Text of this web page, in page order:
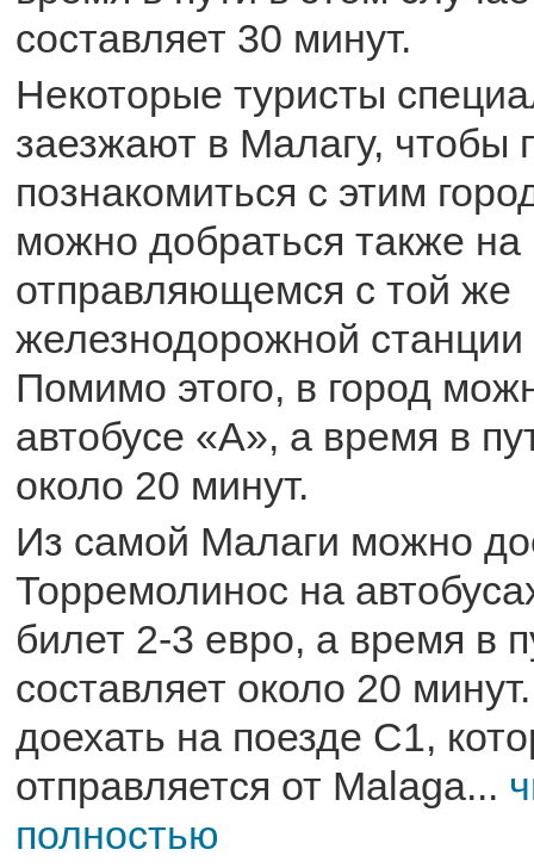
составляет 30 минут.
Некоторые туристы
заезжают в Малагу, чтобы
познакомиться с этим
можно добраться также на
отправляющемся с той же
железнодорожной станции
Помимо этого, в город
автобусе «А», а время в
около 20 минут.
Из самой Малаги можно
Торремолинос на
билет 2-3 евро, а время в
составляет около 20
доехать на поезде С1,
отправляется от Mаlaga...
полностью